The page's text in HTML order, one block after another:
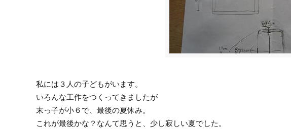
私には３人の子どもがいます。
いろんな工作をつくってきましたが
末っ子が小６で、最後の夏休み。
これが最後かな？なんて思うと、少し寂しい夏でした。